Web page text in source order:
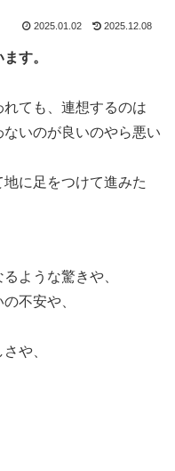
2025.01.02 2025.12.08
す。
ても、連想するのは
ないのが良いのやら悪い
に足をつけて進みた
ような驚きや、
不安や、
や、